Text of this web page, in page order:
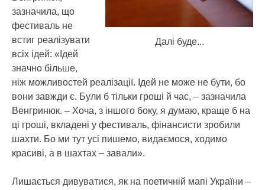
Далі буде...
зазначила, що
фестиваль не
встиг реалізувати
всіх ідей: «Ідей
значно більше,
ніж можливостей реалізації. Ідей не може не бути, бо
вони завжди є. Були б тільки гроші й час, – зазначила
Венгринюк. – Хоча, з іншого боку, я думаю, краще б на
ці гроші, вкладені у фестиваль, фінансисти зробили
шахти. Бо ми тут усі пишемо, видаємося, ходимо
красиві, а в шахтах – завали».
Лишається дивуватися, як на поетичній мапі України –